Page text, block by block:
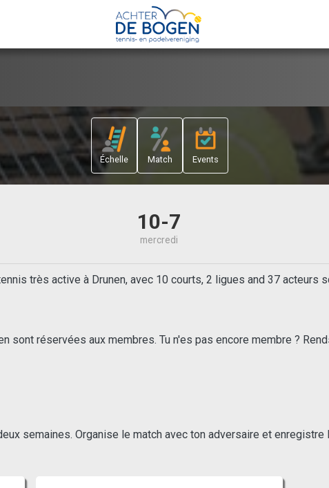
Échelle Match Events
10-7
mercredi
très active à Drunen, avec 10 courts, 2 ligues and 37 acteurs
sont réservées aux membres. Tu n'es pas encore membre ?
semaines. Organise le match avec ton adversaire et